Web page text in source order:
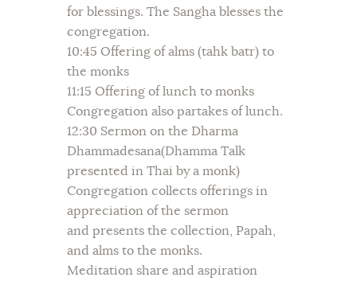
for blessings. The Sangha blesses the
congregation.
10:45 Offering of alms (tahk batr) to
the monks
11:15 Offering of lunch to monks
Congregation also partakes of lunch.
12:30 Sermon on the Dharma
Dhammadesana(Dhamma Talk
presented in Thai by a monk)
Congregation collects offerings in
appreciation of the sermon
and presents the collection, Papah,
and alms to the monks.
Meditation share and aspiration